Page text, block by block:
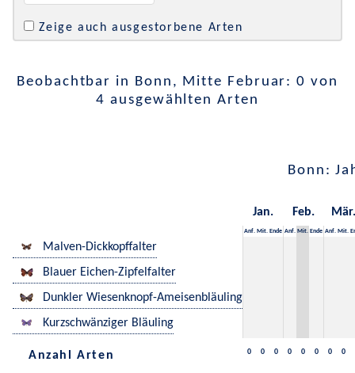
Zeige auch ausgestorbene Arten
Beobachtbar in Bonn, Mitte Februar: 0 von
4 ausgewählten Arten
Bonn:
Jan. Feb. Mär.
Anf. Mit. Ende Anf. Mit. Ende Anf. Mit.
Malven-Dickkopffalter
Blauer Eichen-Zipfelfalter
Dunkler Wiesenknopf-Ameisenbläuling
Kurzschwänziger Bläuling
Anzahl Arten 0 0 0 0 0 0 0 0